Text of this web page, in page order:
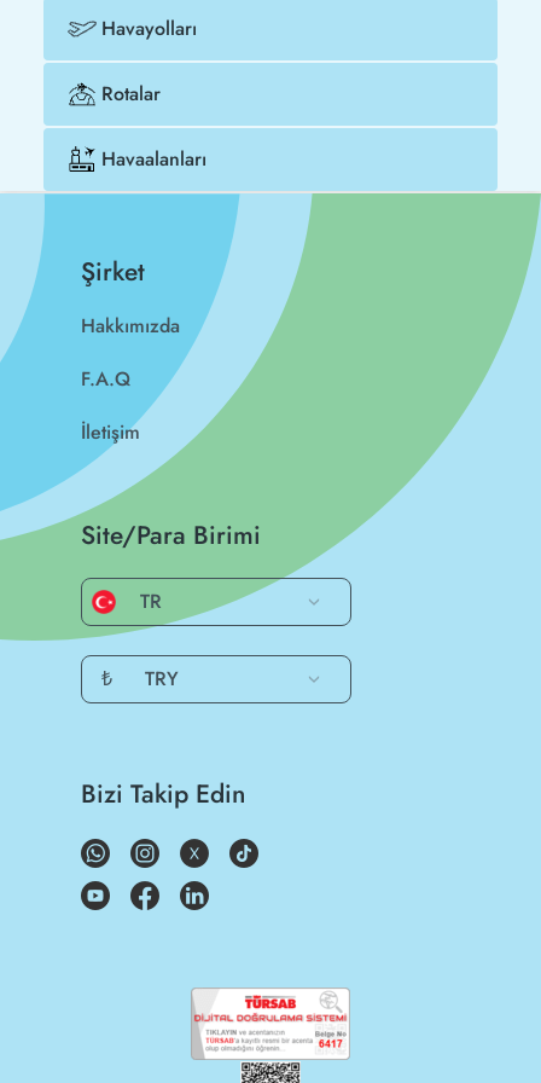
Havayolları
Rotalar
Havaalanları
Şirket
Hakkımızda
F.A.Q
İletişim
Site/Para Birimi
TR
₺ TRY
Bizi Takip Edin